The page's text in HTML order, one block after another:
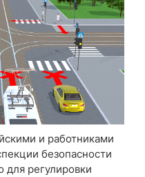
и работниками
безопасности
регулировки